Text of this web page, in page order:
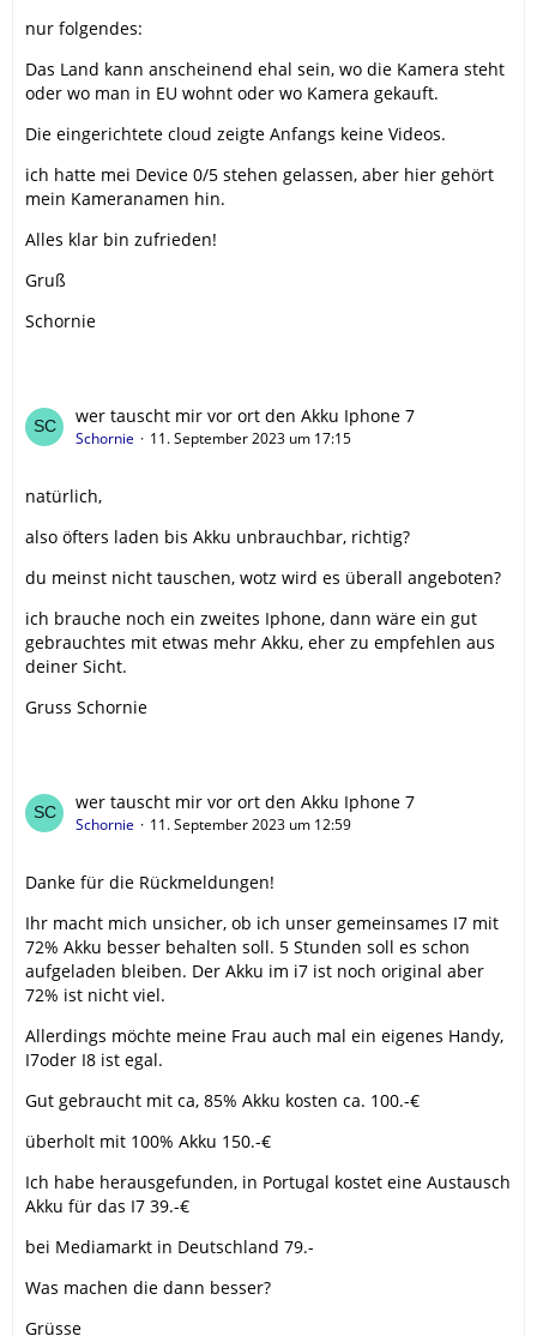
nur folgendes:
Das Land kann anscheinend ehal sein, wo die Kamera steht
oder wo man in EU wohnt oder wo Kamera gekauft.
Die eingerichtete cloud zeigte Anfangs keine Videos.
ich hatte mei Device 0/5 stehen gelassen, aber hier gehört
mein Kameranamen hin.
Alles klar bin zufrieden!
Gruß
Schornie
wer tauscht mir vor ort den Akku Iphone 7
Schornie 11. September 2023 um 17:15
natürlich,
also öfters laden bis Akku unbrauchbar, richtig?
du meinst nicht tauschen, wotz wird es überall angeboten?
ich brauche noch ein zweites Iphone, dann wäre ein gut
gebrauchtes mit etwas mehr Akku, eher zu empfehlen aus
deiner Sicht.
Gruss Schornie
wer tauscht mir vor ort den Akku Iphone 7
Schornie 11. September 2023 um 12:59
Danke für die Rückmeldungen!
Ihr macht mich unsicher, ob ich unser gemeinsames I7 mit
72% Akku besser behalten soll. 5 Stunden soll es schon
aufgeladen bleiben. Der Akku im i7 ist noch original aber
72% ist nicht viel.
Allerdings möchte meine Frau auch mal ein eigenes Handy,
I7oder I8 ist egal.
Gut gebraucht mit ca, 85% Akku kosten ca. 100.-€
überholt mit 100% Akku 150.-€
Ich habe herausgefunden, in Portugal kostet eine Austausch
Akku für das I7 39.-€
bei Mediamarkt in Deutschland 79.-
Was machen die dann besser?
Grüsse